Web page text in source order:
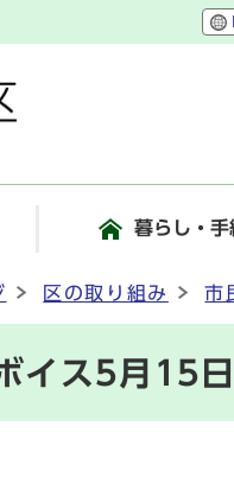
暮らし・手
区の取り組み 市
イス5月15